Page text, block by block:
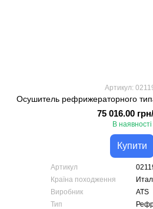
Артикул:
Осушитель рефрижераторного
75 016.00
В наявності
Купити
Артикул
Країна походження
Виробник
ATS
Тип